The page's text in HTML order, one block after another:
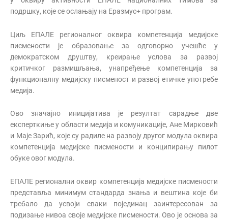
подршку, које се ослањају на Еразмус+ програм.
Циљ ЕПАЛЕ регионалног оквира компетенција медијске
писмености је образовање за одговорно учешће у
демократском друштву, креирање услова за развој
критичког размишљања, унапређење компетенција за
функционалну медијску писменост и развој етичке употребе
медија.
Ово значајно иницијатива је резултат сарадње две
експерткиње у области медија и комуникације, Ане Мирковић
и Маје Зарић, које су радиле на развоју другог модула оквира
компетенција медијске писмености и конципирању пилот
обуке овог модула.
ЕПАЛЕ регионални оквир компетенција медијске писмености
представља минимум стандарда знања и вештина које би
требало да усвоји сваки појединац заинтересован за
подизање нивоа своје медијске писмености. Ово је основа за